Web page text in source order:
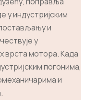
у индустријским
и
у
врста мотора. Када
погонима,
и